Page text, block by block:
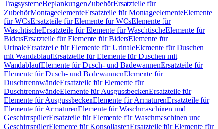
TragsystemeBeplankungenZubehörErsatzteile für
ZubehörMontageelementeErsatzteile für MontageelementeElemente
für WCsErsatzteile für Elemente für WCsElemente für
WaschtischeErsatzteile für Elemente für WaschtischeElemente für
BidetsErsatzteile für Elemente für BidetsElemente für
UrinaleErsatzteile für Elemente für UrinaleElemente für Duschen
mit WandablaufErsatzteile für Elemente für Duschen mit
WandablaufElemente für Dusch- und BadewannenErsatzteile für
Elemente für Dusch- und BadewannenElemente für
DuschtrennwändeErsatzteile für Elemente für
DuschtrennwändeElemente für AusgussbeckenErsatzteile für
Elemente für AusgussbeckenElemente für ArmaturenErsatzteile für
Elemente für ArmaturenElemente für Waschmaschinen und
GeschirrspülerErsatzteile für Elemente für Waschmaschinen und
GeschirrspülerElemente für KonsollastenErsatzteile für Elemente für